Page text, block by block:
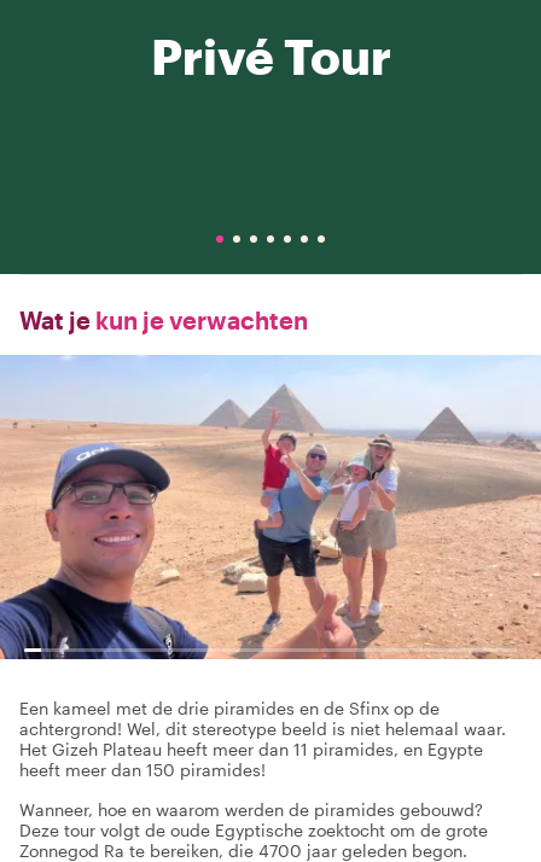
Privé Tour
Wat je kun je verwachten
Een kameel met de drie piramides en de Sfinx op de
achtergrond! Wel, dit stereotype beeld is niet helemaal waar.
Het Gizeh Plateau heeft meer dan 11 piramides, en Egypte
heeft meer dan 150 piramides!
Wanneer, hoe en waarom werden de piramides gebouwd?
Deze tour volgt de oude Egyptische zoektocht om de grote
Zonnegod Ra te bereiken, die 4700 jaar geleden begon.